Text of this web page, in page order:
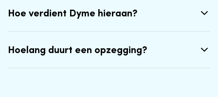
Hoe verdient Dyme hieraan?
Hoelang duurt een opzegging?